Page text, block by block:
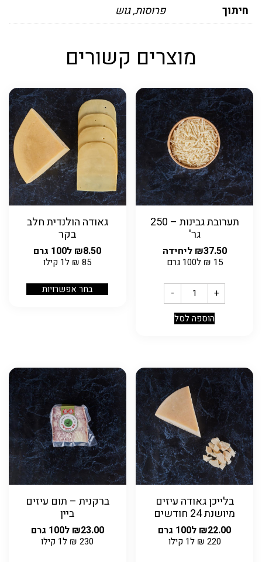
חיתוך פרוסות, גוש
מוצרים קשורים
תערובת גבינות – 250
גר'
₪37.50 ליחידה
15
₪ ל100 גרם
- +
הוספה לסל
גאודה הולנדית חלב
בקר
₪8.50 ל100 גרם
85
₪ ל1 קילו
בחר אפשרויות
בלייכן גאודה עיזים
מיושנת 24 חודשים
₪22.00 ל100 גרם
220
₪ ל1 קילו
ברקנית – תום עיזים
ביין
₪23.00 ל100 גרם
230
₪ ל1 קילו